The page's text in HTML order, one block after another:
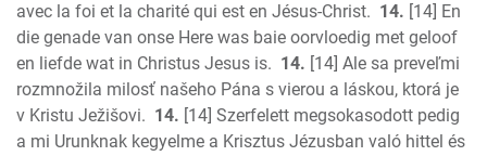
avec la foi et la charité qui est en Jésus-Christ. 14. [14] En
die genade van onse Here was baie oorvloedig met geloof
en liefde wat in Christus Jesus is. 14. [14] Ale sa preveľmi
rozmnožila milosť našeho Pána s vierou a láskou, ktorá je
v Kristu Ježišovi. 14. [14] Szerfelett megsokasodott pedig
a mi Urunknak kegyelme a Krisztus Jézusban való hittel és